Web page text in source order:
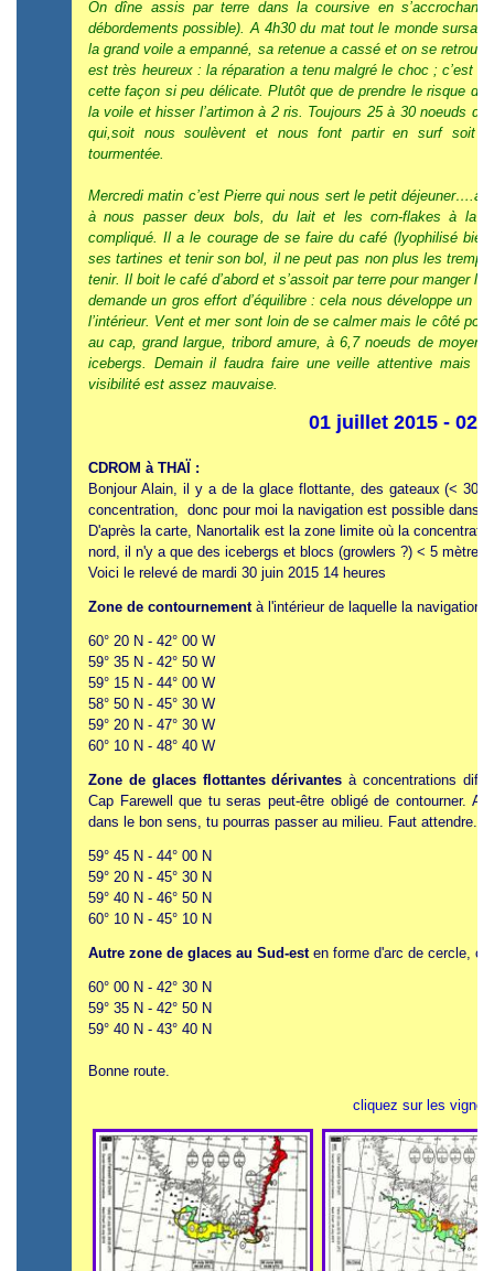
On dîne assis par terre dans la coursive en
débordements possible). A 4h30 du mat tout le monde
la grand voile a empanné, sa retenue a cassé et on se
est très heureux : la réparation a tenu malgré le choc ; c’est
cette façon si peu délicate. Plutôt que de prendre le risque de
la voile et hisser l’artimon à 2 ris. Toujours 25 à 30 noeuds
qui,soit nous soulèvent et nous font partir en surf soit
tourmentée.
Mercredi matin c’est Pierre qui nous sert le petit
à nous passer deux bols, du lait et les corn-flakes à la
compliqué. Il a le courage de se faire du café (lyophilisé
ses tartines et tenir son bol, il ne peut pas non plus les
tenir. Il boit le café d’abord et s’assoit par terre pour manger
demande un gros effort d’équilibre : cela nous développe un
l’intérieur. Vent et mer sont loin de se calmer mais le côté
au cap, grand largue, tribord amure, à 6,7 noeuds de
icebergs. Demain il faudra faire une veille attentive mais
visibilité est assez mauvaise.
01 juillet 2015 - 02h
CDROM à THAÏ :
Bonjour Alain, il y a de la glace flottante, des gateaux (< 30
concentration, donc pour moi la navigation est possible dans
D'après la carte, Nanortalik est la zone limite où la
nord, il n'y a que des icebergs et blocs (growlers ?) < 5
Voici le relevé de mardi 30 juin 2015 14 heures
Zone de contournementà l'intérieur de laquelle la navigation
60° 20 N - 42° 00 W
59° 35 N - 42° 50 W
59° 15 N - 44° 00 W
58° 50 N - 45° 30 W
59° 20 N - 47° 30 W
60° 10 N - 48° 40 W
Zone de glaces flottantes dérivantes à concentrations
Cap Farewell que tu seras peut-être obligé de contourner.
dans le bon sens, tu pourras passer au milieu. Faut attendre.
59° 45 N - 44° 00 N
59° 20 N - 45° 30 N
59° 40 N - 46° 50 N
60° 10 N - 45° 10 N
Autre zone de glaces au Sud-esten forme d'arc de cercle,
60° 00 N - 42° 30 N
59° 35 N - 42° 50 N
59° 40 N - 43° 40 N
Bonne route.
cliquez sur les